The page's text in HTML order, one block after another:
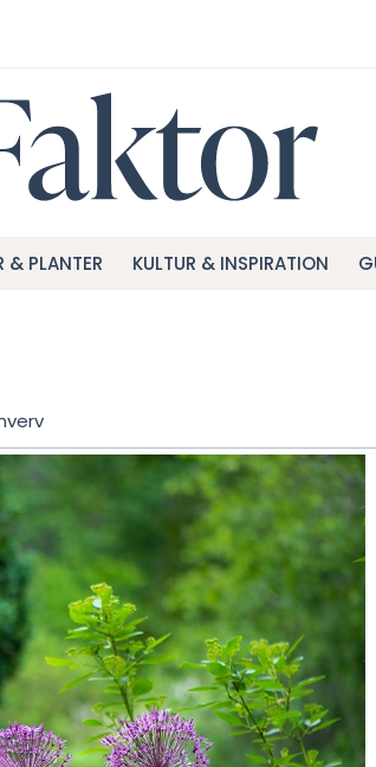
& PLANTER KULTUR & INSPIRATION